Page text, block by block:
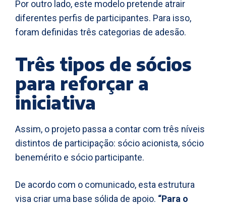
Por outro lado, este modelo pretende atrair
diferentes perfis de participantes. Para isso,
foram definidas três categorias de adesão.
Três tipos de sócios
para reforçar a
iniciativa
Assim, o projeto passa a contar com três níveis
distintos de participação: sócio acionista, sócio
benemérito e sócio participante.
De acordo com o comunicado, esta estrutura
visa criar uma base sólida de apoio. “Para o